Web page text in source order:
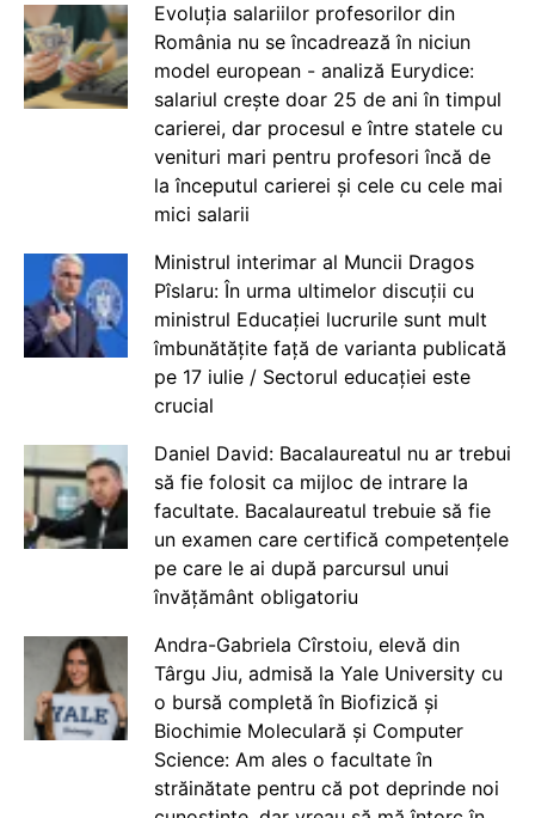
Evoluția salariilor profesorilor din
România nu se încadrează în niciun
model european - analiză Eurydice:
salariul crește doar 25 de ani în timpul
carierei, dar procesul e între statele cu
venituri mari pentru profesori încă de
la începutul carierei și cele cu cele mai
mici salarii
Ministrul interimar al Muncii Dragos
Pîslaru: În urma ultimelor discuții cu
ministrul Educației lucrurile sunt mult
îmbunătățite față de varianta publicată
pe 17 iulie / Sectorul educației este
crucial
Daniel David: Bacalaureatul nu ar trebui
să fie folosit ca mijloc de intrare la
facultate. Bacalaureatul trebuie să fie
un examen care certifică competențele
pe care le ai după parcursul unui
învățământ obligatoriu
Andra-Gabriela Cîrstoiu, elevă din
Târgu Jiu, admisă la Yale University cu
o bursă completă în Biofizică și
Biochimie Moleculară și Computer
Science: Am ales o facultate în
străinătate pentru că pot deprinde noi